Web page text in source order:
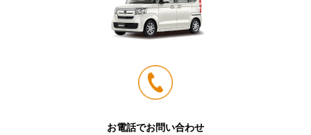
お電話でお問い合わせ